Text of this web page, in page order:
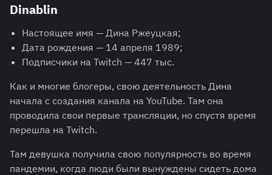
Dinablin
Настоящее имя — Дина Ржеуцкая;
Дата рождения — 14 апреля 1989;
Подписчики на Twitch — 447 тыс.
Как и многие блогеры, свою деятельность Дина
начала с создания канала на YouTube. Там она
проводила свои первые трансляции, но спустя время
перешла на Twitch.
Там девушка получила свою популярность во время
пандемии, когда люди были вынуждены сидеть дома